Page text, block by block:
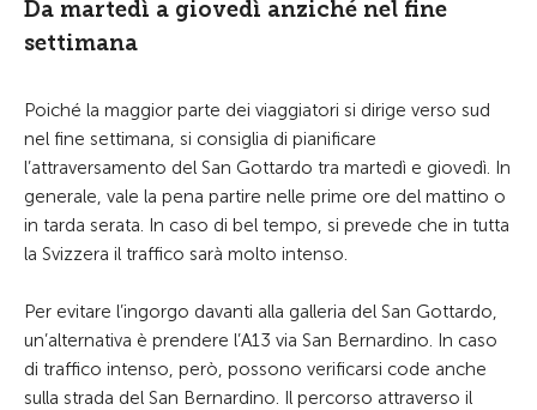
Da martedì a giovedì anziché nel fine
settimana
Poiché la maggior parte dei viaggiatori si dirige verso sud
nel fine settimana, si consiglia di pianificare
l’attraversamento del San Gottardo tra martedì e giovedì. In
generale, vale la pena partire nelle prime ore del mattino o
in tarda serata. In caso di bel tempo, si prevede che in tutta
la Svizzera il traffico sarà molto intenso.
Per evitare l’ingorgo davanti alla galleria del San Gottardo,
un’alternativa è prendere l’A13 via San Bernardino. In caso
di traffico intenso, però, possono verificarsi code anche
sulla strada del San Bernardino. Il percorso attraverso il